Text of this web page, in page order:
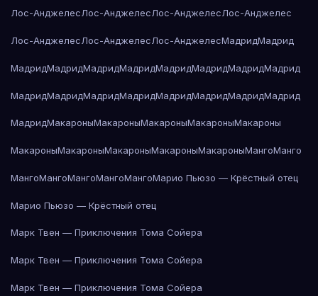
Лос-АнджелесЛос-АнджелесЛос-АнджелесЛос-Анджелес
Лос-АнджелесЛос-АнджелесЛос-АнджелесМадридМадрид
МадридМадридМадридМадридМадридМадридМадридМадрид
МадридМадридМадридМадридМадридМадридМадридМадрид
МадридМакароныМакароныМакароныМакароныМакароны
МакароныМакароныМакароныМакароныМакароныМангоМанго
МангоМангоМангоМангоМангоМарио Пьюзо — Крёстный отец
Марио Пьюзо — Крёстный отец
Марк Твен — Приключения Тома Сойера
Марк Твен — Приключения Тома Сойера
Марк Твен — Приключения Тома Сойера